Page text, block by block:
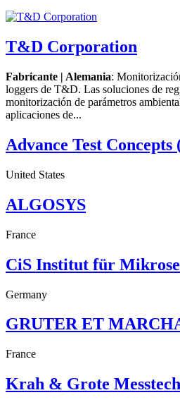
T&D Corporation
Fabricante | Alemania:
loggers de T&D. Las soluciones de
monitorización de parámetros
aplicaciones de...
Advance Test
United States
ALGOSYS
France
CiS Institut für
Germany
GRUTER ET
France
Krah & Grote